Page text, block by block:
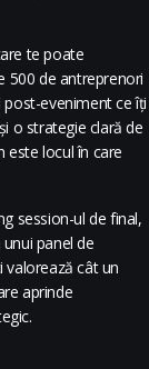
te poate
500 de antreprenori
eveniment ce îți
o strategie clară de
este locul în care
session-ul de final,
panel de
valorează cât un
aprinde